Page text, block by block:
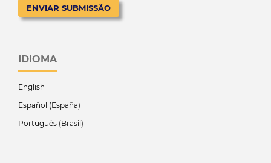
ENVIAR SUBMISSÃO
IDIOMA
English
Español (España)
Português (Brasil)